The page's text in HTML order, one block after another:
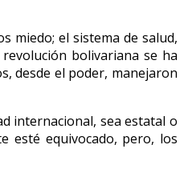
miedo; el sistema de salud,
bolivariana se ha
desde el poder, manejaron
internacional, sea estatal o
esté equivocado, pero, los